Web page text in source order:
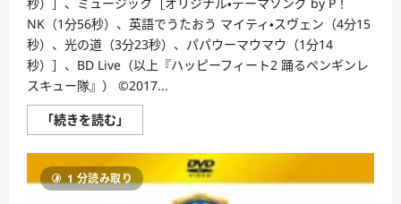
NK（1分56秒）、英語でうたおう マイティ・スヴェン（4分15
秒）、光の道（3分23秒）、パパウーマウマウ（1分14
秒）］、BD Live（以上『ハッピーフィート2 踊るペンギンレ
スキュー隊』） ©2017...
「続きを読む」
ッ
ー
フ
ィ
ー
1 分読み取り